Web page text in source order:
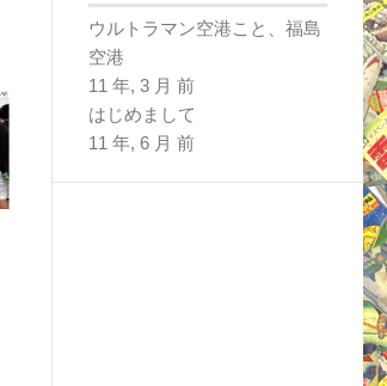
ウルトラマン空港こと、福島
空港
11 年, 3 月 前
はじめまして
11 年, 6 月 前